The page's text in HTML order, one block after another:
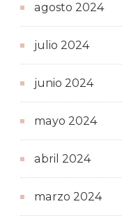
agosto 2024
julio 2024
junio 2024
mayo 2024
abril 2024
marzo 2024